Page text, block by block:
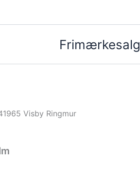
Frimærkesalg
Visby Ringmur